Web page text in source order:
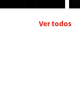
Ver todos